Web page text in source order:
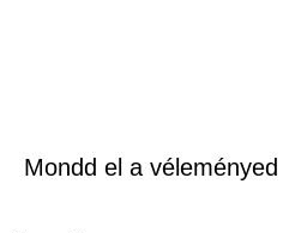
Mondd el a véleményed